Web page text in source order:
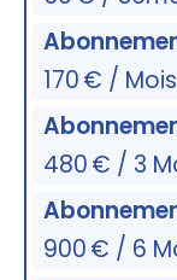
170 € / Mois
480 € / 3
900 € / 6